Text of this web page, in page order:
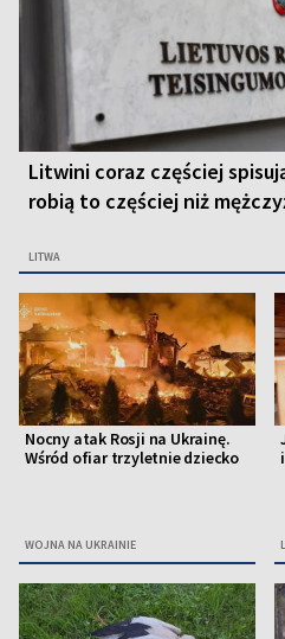
Litwini coraz częściej
robią to częściej niż
LITWA
Nocny atak Rosji na Ukrainę.
Wśród ofiar trzyletnie dziecko
WOJNA NA UKRAINIE